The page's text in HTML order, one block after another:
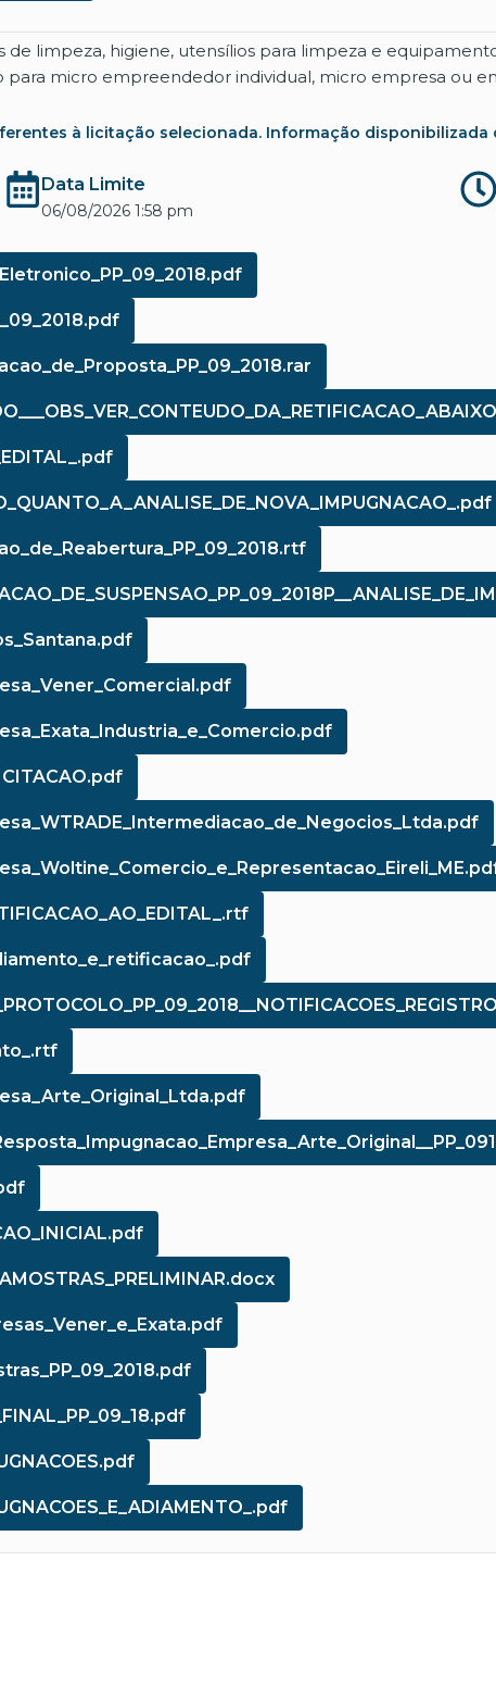
de limpeza, higiene, utensílios para limpeza e
micro empreendedor individual, micro empresa ou
à licitação selecionada. Informação disponibilizada
Data Limite
06/08/2026 1:58 pm